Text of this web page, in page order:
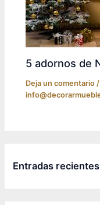
5 adornos de
Deja un comentario
Entradas recientes